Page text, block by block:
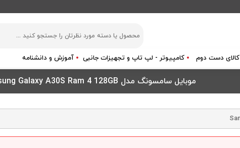
کالای دست دوم کامپیوتر - لپ تاپ و تجهیزات جانبی آموزش و دانشنامه
موبایل سامسونگ مدل Samsung Galaxy A30S Ram 4 128GB